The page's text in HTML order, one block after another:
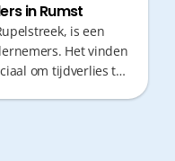
in Rumst
is een
Het vinden
om tijdverlies te